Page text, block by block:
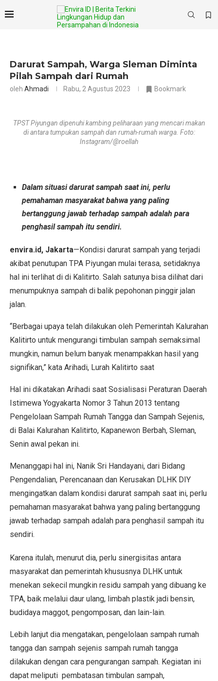
Darurat Sampah, Warga Sleman Diminta
Pilah Sampah dari Rumah
oleh Ahmadi Rabu, 2 Agustus 2023 Bookmark
TPST Piyungan dipenuhi kambing peliharaan yang mencari makan
di antara tumpukan sampah dan rumah-rumah warga. Foto:
Instagram/@roellah
Dalam situasi darurat sampah saat ini, perlu
pemahaman masyarakat bahwa yang paling
bertanggung jawab terhadap sampah adalah para
penghasil sampah itu sendiri.
envira.id, Jakarta—Kondisi darurat sampah yang terjadi
akibat penutupan TPA Piyungan mulai terasa, setidaknya
hal ini terlihat di di Kalitirto. Salah satunya bisa dilihat dari
menumpuknya sampah di balik pepohonan pinggir jalan
jalan.
“Berbagai upaya telah dilakukan oleh Pemerintah Kalurahan
Kalitirto untuk mengurangi timbulan sampah semaksimal
mungkin, namun belum banyak menampakkan hasil yang
signifikan,” kata Arihadi, Lurah Kalitirto saat
Hal ini dikatakan Arihadi saat Sosialisasi Peraturan Daerah
Istimewa Yogyakarta Nomor 3 Tahun 2013 tentang
Pengelolaan Sampah Rumah Tangga dan Sampah Sejenis,
di Balai Kalurahan Kalitirto, Kapanewon Berbah, Sleman,
Senin awal pekan ini.
Menanggapi hal ini, Nanik Sri Handayani, dari Bidang
Pengendalian, Perencanaan dan Kerusakan DLHK DIY
mengingatkan dalam kondisi darurat sampah saat ini, perlu
pemahaman masyarakat bahwa yang paling bertanggung
jawab terhadap sampah adalah para penghasil sampah itu
sendiri.
Karena itulah, menurut dia, perlu sinergisitas antara
masyarakat dan pemerintah khususnya DLHK untuk
menekan sekecil mungkin residu sampah yang dibuang ke
TPA, baik melalui daur ulang, limbah plastik jadi bensin,
budidaya maggot, pengomposan, dan lain-lain.
Lebih lanjut dia mengatakan, pengelolaan sampah rumah
tangga dan sampah sejenis sampah rumah tangga
dilakukan dengan cara pengurangan sampah. Kegiatan ini
dapat meliputi pembatasan timbulan sampah,